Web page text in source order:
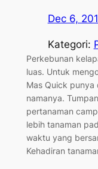
Dec 6,
Kategori:
Perkebunan
luas. Untuk
Mas Quick punya
namanya.
pertanaman
lebih tanaman
waktu yang
Kehadiran